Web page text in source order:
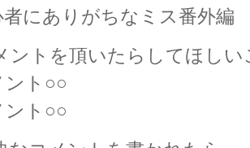
者にありがちなミス番外編
ントを頂いたらしてほしい
ント○○
ント○○